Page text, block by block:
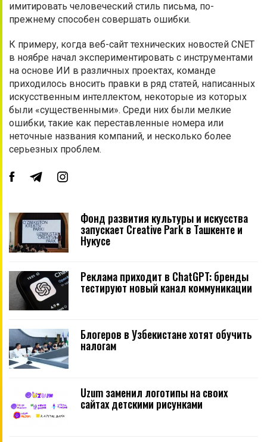
имитировать человеческий стиль письма, по-
прежнему способен совершать ошибки.
К примеру, когда веб-сайт технических новостей CNET
в ноябре начал экспериментировать с инструментами
на основе ИИ в различных проектах, команде
приходилось вносить правки в ряд статей, написанных
искусственным интеллектом, некоторые из которых
были «существенными». Среди них были мелкие
ошибки, такие как переставленные номера или
неточные названия компаний, и несколько более
серьезных проблем.
Фонд развития культуры и искусства
запускает Creative Park в Ташкенте и
Нукусе
Реклама приходит в ChatGPT: бренды
тестируют новый канал коммуникации
Блогеров в Узбекистане хотят обучить
налогам
Uzum заменил логотипы на своих
сайтах детскими рисунками